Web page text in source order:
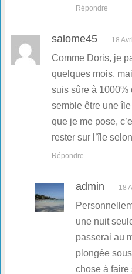
Répondre
salome45 18
Comme Doris, je
quelques mois,
suis sûre à 1000%
semble être une
que je me pose,
rester sur l’île
Répondre
admin 18
une nuit
passerai au
plongée
chose à faire